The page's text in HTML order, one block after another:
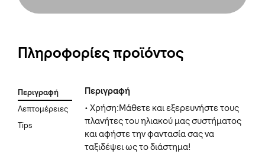
Πληροφορίες προϊόντος
Περιγραφή
Λεπτομέρειες
Tips
Περιγραφή
• Χρήση:Μάθετε και εξερευνήστε τους
πλανήτες του ηλιακού μας συστήματος
και αφήστε την φαντασία σας να
ταξιδέψει ως το διάστημα!